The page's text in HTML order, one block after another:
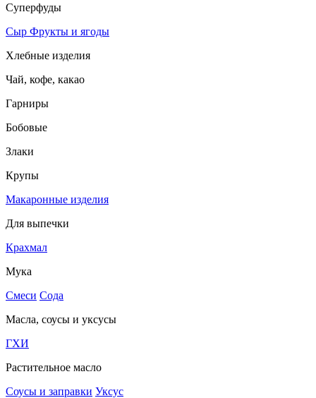
Суперфуды
Сыр Фрукты и ягоды
Хлебные изделия
Чай, кофе, какао
Гарниры
Бобовые
Злаки
Крупы
Макаронные изделия
Для выпечки
Крахмал
Мука
Смеси Сода
Масла, соусы и уксусы
ГХИ
Растительное масло
Соусы и заправки Уксус